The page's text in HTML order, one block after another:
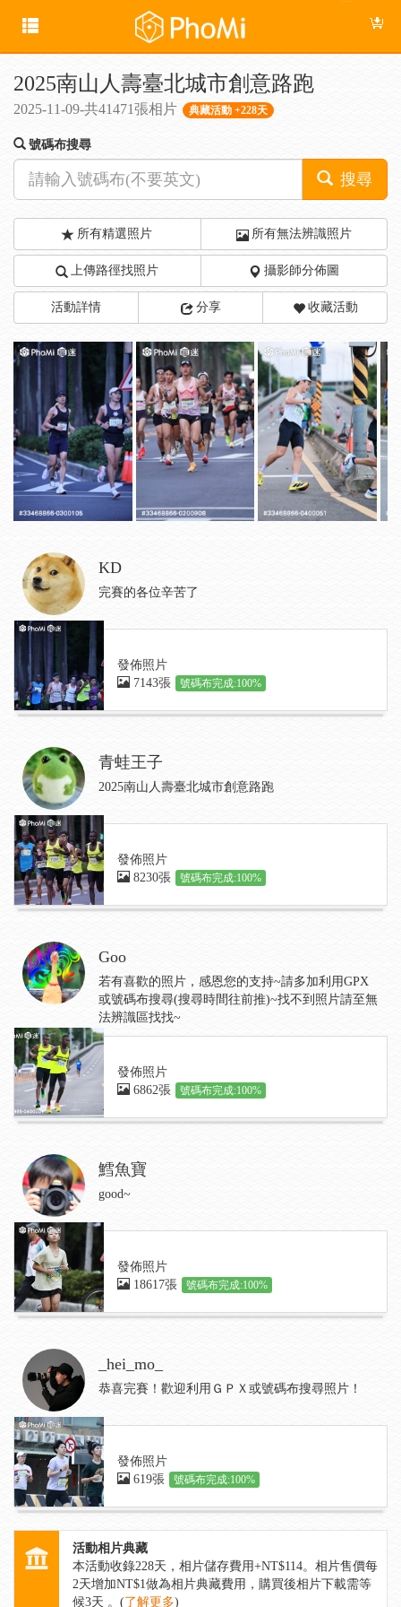
2025南山人壽臺北城市創意路跑
2025-11-09-共41471張相片 典藏活動 +228天
號碼布搜尋
搜尋
所有精選照片 所有無法辨識照片
上傳路徑找照片 攝影師分佈圖
活動詳情 分享 收藏活動
KD
完賽的各位辛苦了
發佈照片
7143張
號碼布完成:100%
青蛙王子
2025南山人壽臺北城市創意路跑
發佈照片
8230張
號碼布完成:100%
Goo
若有喜歡的照片，感恩您的支持~請多加利用GPX
或號碼布搜尋(搜尋時間往前推)~找不到照片請至無
法辨識區找找~
發佈照片
6862張
號碼布完成:100%
鱈魚寶
good~
發佈照片
18617張
號碼布完成:100%
_hei_mo_
恭喜完賽！歡迎利用ＧＰＸ或號碼布搜尋照片！
發佈照片
619張
號碼布完成:100%
活動相片典藏
本活動收錄228天，相片儲存費用+NT$114。相片售價每
2天增加NT$1做為相片典藏費用，購買後相片下載需等
候3天 。(了解更多)